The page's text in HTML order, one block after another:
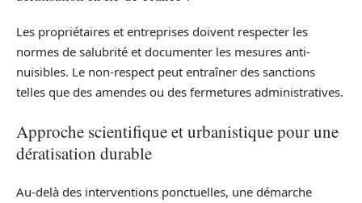
Les propriétaires et entreprises doivent respecter les
normes de salubrité et documenter les mesures anti-
nuisibles. Le non-respect peut entraîner des sanctions
telles que des amendes ou des fermetures administratives.
Approche scientifique et urbanistique pour une
dératisation durable
Au-delà des interventions ponctuelles, une démarche